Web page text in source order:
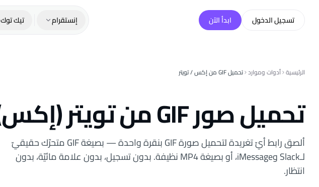
إنستقرام تيك توك تسجيل الدخول ابدأ الآن
الرئيسية أدوات وموارد تحميل GIF من إكس / تويتر
تحميل صور GIF من تويتر (إكس)
ألصق رابط أيّ تغريدة لتحميل صورة GIF بنقرة واحدة — بصيغة GIF متحرّك حقيقيّ
لـSlack وiMessage، أو بصيغة MP4 نظيفة. بدون تسجيل، بدون علامة مائيّة، بدون
انتظار.